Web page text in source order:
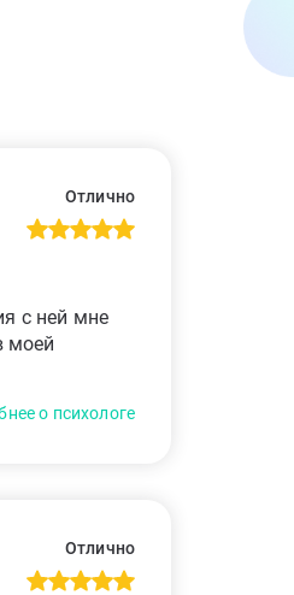
Отлично
с ней мне
моей
о психологе
Отлично